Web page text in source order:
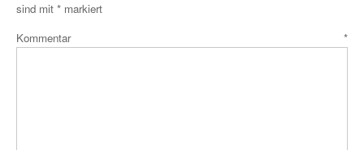
sind mit * markiert
Kommentar *